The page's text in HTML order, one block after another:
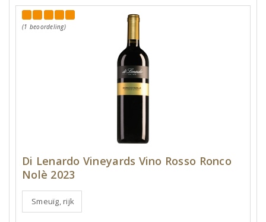
(1 beoordeling)
Di Lenardo Vineyards Vino Rosso Ronco
Nolè 2023
Smeuïg, rijk